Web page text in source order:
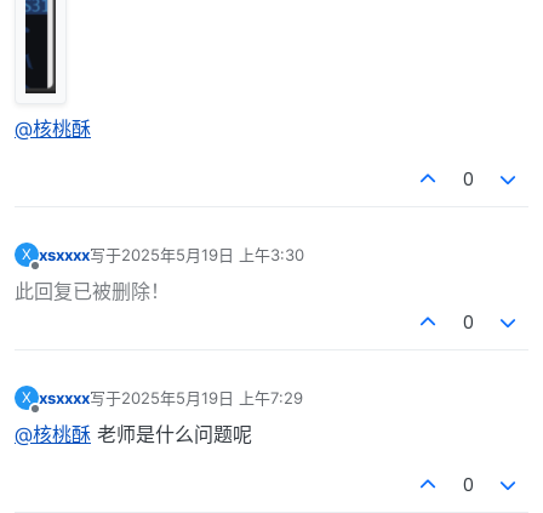
@核桃酥
0
X xsxxxx写于2025年5月19日 上午3:30
最后由 编辑
此回复已被删除！
0
X xsxxxx写于2025年5月19日 上午7:29
最后由 编辑
@核桃酥 老师是什么问题呢
0